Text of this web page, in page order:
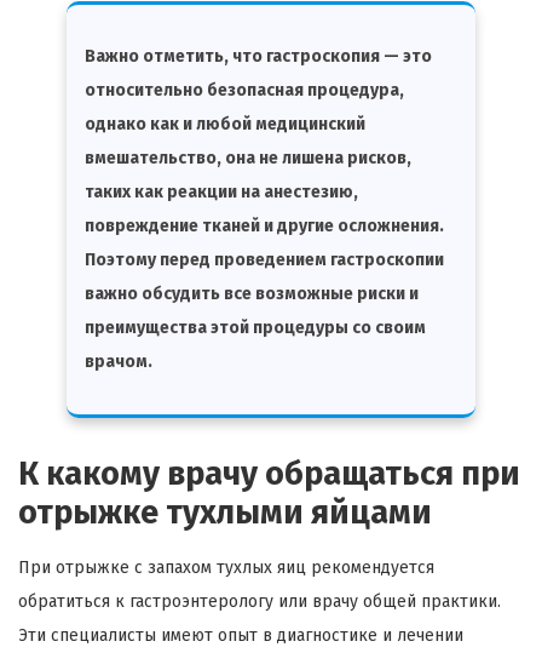
Важно отметить, что гастроскопия — это
относительно безопасная процедура,
однако как и любой медицинский
вмешательство, она не лишена рисков,
таких как реакции на анестезию,
повреждение тканей и другие осложнения.
Поэтому перед проведением гастроскопии
важно обсудить все возможные риски и
преимущества этой процедуры со своим
врачом.
К какому врачу обращаться при
отрыжке тухлыми яйцами
При отрыжке с запахом тухлых яиц рекомендуется
обратиться к гастроэнтерологу или врачу общей практики.
Эти специалисты имеют опыт в диагностике и лечении